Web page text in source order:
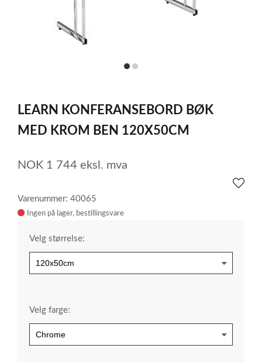
itemitem
of
2
LEARN KONFERANSEBORD BØK
MED KROM BEN 120X50CM
NOK 1 744 eksl. mva
Varenummer: 40065
Ingen på lager
Velg størrelse:
Velg farge: